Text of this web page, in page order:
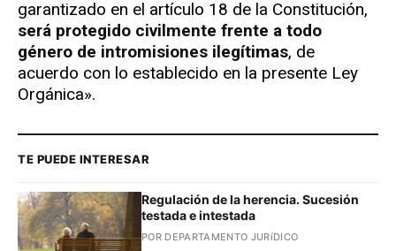
garantizado en el artículo 18 de la Constitución,
será protegido civilmente frente a todo
género de intromisiones ilegítimas, de
acuerdo con lo establecido en la presente Ley
Orgánica».
TE PUEDE INTERESAR
Regulación de la herencia. Sucesión
testada e intestada
POR DEPARTAMENTO JURíDICO